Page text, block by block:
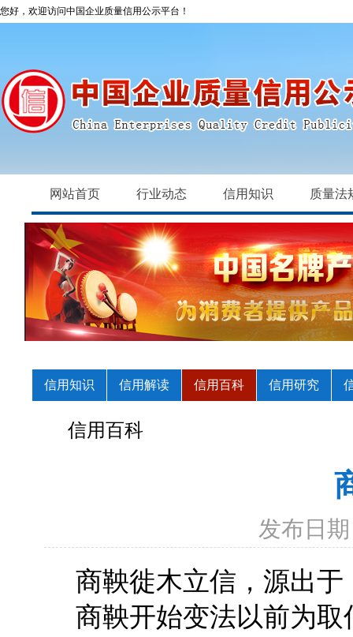
您好，欢迎访问中国企业质量信用公示平台！
网站首页 行业动态 信用知识 质量法
信用知识 信用解读 信用百科 信用研究
信用百科
发布日
商鞅徙木立信，源出
商鞅开始变法以前为